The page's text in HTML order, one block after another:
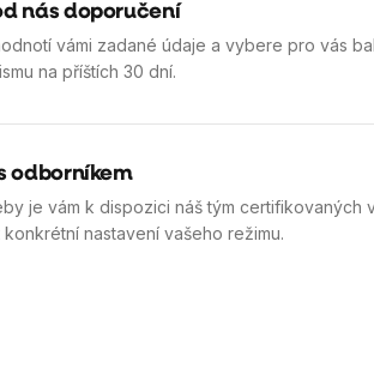
nás doporučení
vámi zadané údaje a vybere pro vás
na příštích 30 dní.
odborníkem
je vám k dispozici náš tým certifikovaných
nastavení vašeho režimu.